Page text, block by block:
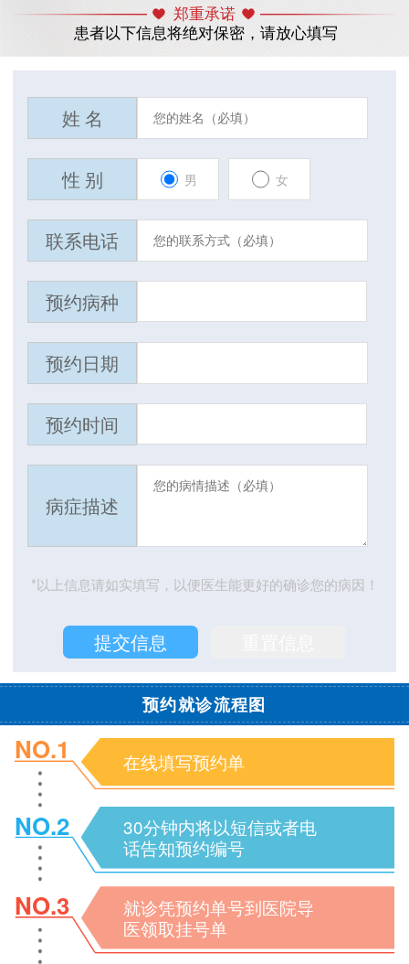
郑重承诺
患者以下信息将绝对保密，请放心填写
姓 名
性 别 男 女
联系电话
预约病种
预约日期
预约时间
病症描述
*以上信息请如实填写，以便医生能更好的确诊您的病因！
预约就诊流程图
NO.1 在线填写预约单
NO.2
30分钟内将以短信或者电
话告知预约编号
NO.3
就诊凭预约单号到医院导
医领取挂号单